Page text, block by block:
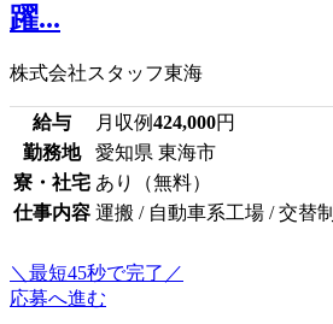
躍...
株式会社スタッフ東海
給与 月収例424,000円
勤務地
愛知県 東海市
寮・社宅 あり（無料）
仕事内容 運搬 / 自動車系工場 / 交替制
＼最短45秒で完了／
応募へ進む